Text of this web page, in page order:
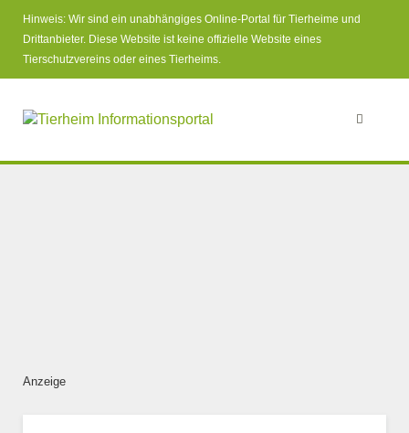
Hinweis: Wir sind ein unabhängiges Online-Portal für Tierheime und
Drittanbieter. Diese Website ist keine offizielle Website eines
Tierschutzvereins oder eines Tierheims.
Anzeige